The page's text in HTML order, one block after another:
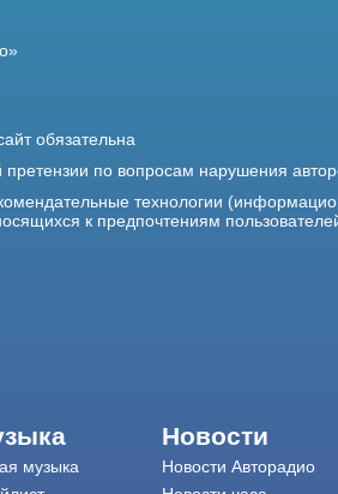
обязательна
по вопросам нарушения
технологии
к предпочтениям
музыка
Новости
Новости Авторадио